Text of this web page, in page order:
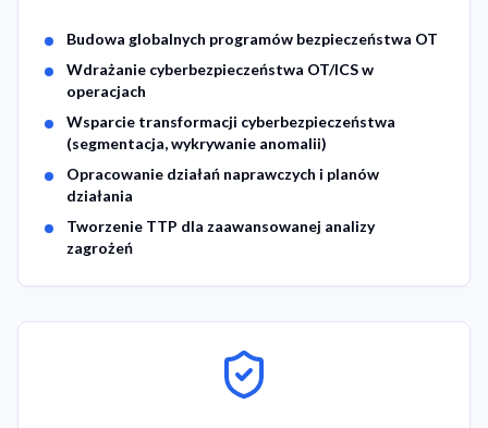
Service Features
Budowa globalnych programów bezpieczeństwa OT
Wdrażanie cyberbezpieczeństwa OT/ICS w
operacjach
Wsparcie transformacji cyberbezpieczeństwa
(segmentacja, wykrywanie anomalii)
Opracowanie działań naprawczych i planów
działania
Tworzenie TTP dla zaawansowanej analizy
zagrożeń